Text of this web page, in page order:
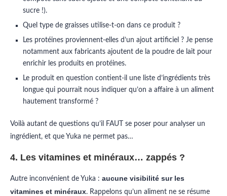
sucre !).
Quel type de graisses utilise-t-on dans ce produit ?
Les protéines proviennent-elles d’un ajout artificiel ? Je pense
notamment aux fabricants ajoutent de la poudre de lait pour
enrichir les produits en protéines.
Le produit en question contient-il une liste d’ingrédients très
longue qui pourrait nous indiquer qu’on a affaire à un aliment
hautement transformé ?
Voilà autant de questions qu’il FAUT se poser pour analyser un
ingrédient, et que Yuka ne permet pas…
4. Les vitamines et minéraux… zappés ?
Autre inconvénient de Yuka : aucune visibilité sur les
vitamines et minéraux. Rappelons qu’un aliment ne se résume